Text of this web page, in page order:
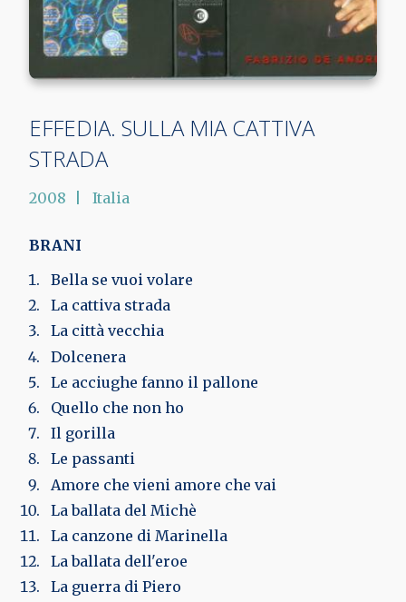
EFFEDIA. SULLA MIA CATTIVA
STRADA
2008 Italia
BRANI
Bella se vuoi volare
La cattiva strada
La città vecchia
Dolcenera
Le acciughe fanno il pallone
Quello che non ho
Il gorilla
Le passanti
Amore che vieni amore che vai
La ballata del Michè
La canzone di Marinella
La ballata dell'eroe
La guerra di Piero